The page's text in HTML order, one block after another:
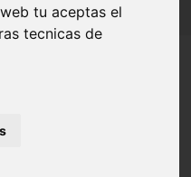
tu aceptas el
tecnicas de